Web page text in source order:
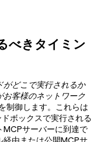
べきタイミン
がどこで実行されるか
客様のネットワーク
制御します。これらは
ボックスで実行される
MCPサーバーに到達で